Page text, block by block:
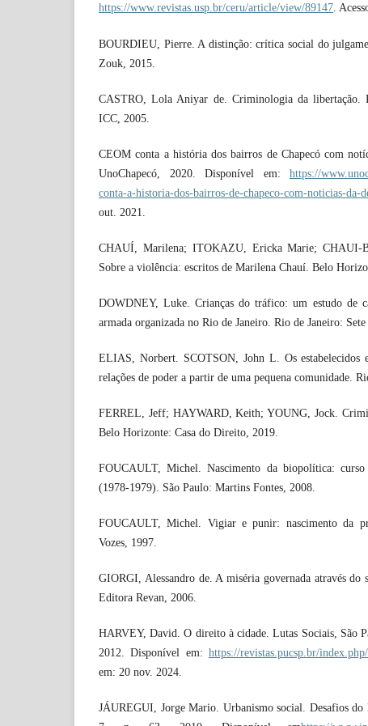
https://www.revistas.usp.br/ceru/article/view/89147.
BOURDIEU, Pierre. A distinção: crítica social do
Zouk, 2015.
CASTRO, Lola Aniyar de. Criminologia da libertação.
ICC, 2005.
CEOM conta a história dos bairros de Chapecó com
UnoChapecó, 2020. Disponível em: https://
conta-a-historia-dos-bairros-de-chapeco-com-noticias-da-
out. 2021.
CHAUÍ, Marilena; ITOKAZU, Ericka Marie; CHAUI-
Sobre a violência: escritos de Marilena Chauí. Belo
DOWDNEY, Luke. Crianças do tráfico: um estudo de
armada organizada no Rio de Janeiro. Rio de Janeiro: Sete
ELIAS, Norbert. SCOTSON, John L. Os estabelecidos
relações de poder a partir de uma pequena comunidade.
FERREL, Jeff; HAYWARD, Keith; YOUNG, Jock.
Belo Horizonte: Casa do Direito, 2019.
FOUCAULT, Michel. Nascimento da biopolítica:
(1978-1979). São Paulo: Martins Fontes, 2008.
FOUCAULT, Michel. Vigiar e punir: nascimento da
Vozes, 1997.
GIORGI, Alessandro de. A miséria governada através do
Editora Revan, 2006.
HARVEY, David. O direito à cidade. Lutas Sociais, São
2012. Disponível em: https://revistas.pucsp.br/
em: 20 nov. 2024.
JÁUREGUI, Jorge Mario. Urbanismo social. Desafios do